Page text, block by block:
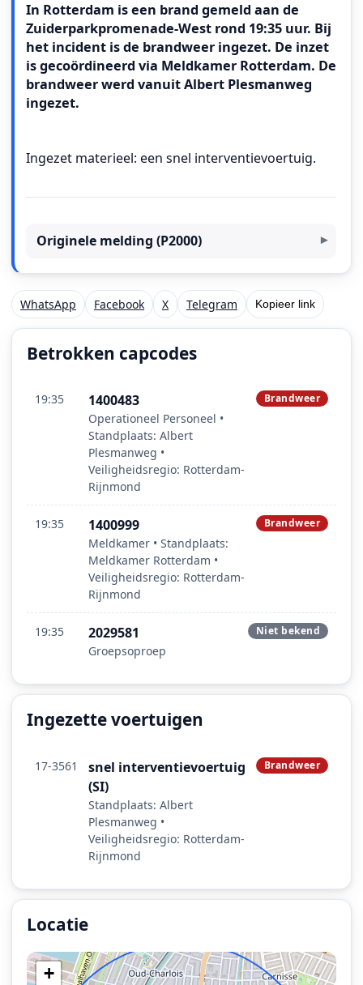
In Rotterdam is een brand gemeld aan de
Zuiderparkpromenade-West rond 19:35 uur. Bij
het incident is de brandweer ingezet. De inzet
is gecoördineerd via Meldkamer Rotterdam. De
brandweer werd vanuit Albert Plesmanweg
ingezet.
Ingezet materieel: een snel interventievoertuig.
Originele melding (P2000)
WhatsApp Facebook X Telegram Kopieer link
Betrokken capcodes
19:35 1400483
Operationeel Personeel •
Standplaats: Albert
Plesmanweg •
Veiligheidsregio: Rotterdam-
Rijnmond
Brandweer
19:35 1400999
Meldkamer • Standplaats:
Meldkamer Rotterdam •
Veiligheidsregio: Rotterdam-
Rijnmond
Brandweer
19:35 2029581
Groepsoproep
Niet bekend
Ingezette voertuigen
17-3561
snel interventievoertuig
(SI)
Standplaats: Albert
Plesmanweg •
Veiligheidsregio: Rotterdam-
Rijnmond
Brandweer
Locatie
+
Locatie van het incident: Zuiderparkpromenade-West,